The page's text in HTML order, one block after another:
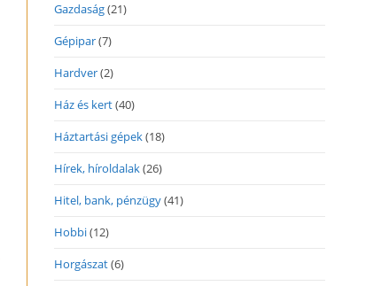
Gazdaság(21)
Gépipar(7)
Hardver(2)
Ház és kert(40)
Háztartási gépek(18)
Hírek, híroldalak(26)
Hitel, bank, pénzügy(41)
Hobbi(12)
Horgászat(6)